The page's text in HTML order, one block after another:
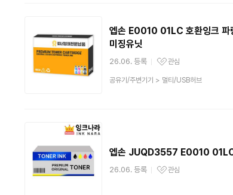
엡손 E0010 01LC 호환잉크 파
미징유닛
26.06. 등록
관심상품
관심
상
공유기/주변기기 > 멀티/USB허브
엡손 JUQD3557 E0010 01LC
26.06. 등록
관심상품
관심